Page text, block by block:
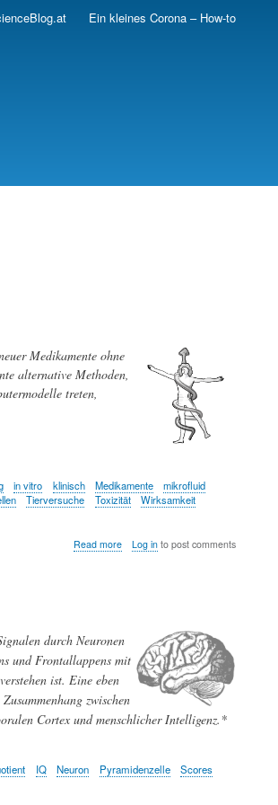
Ein kleines Corona – How-to
Medikamente ohne
alternative Methoden,
treten,
in vitro klinisch Medikamente
mikrofluid
Tierversuche Toxizität
Wirksamkeit
Read moreabout
sie
Tierversuche
Arzneimittel-
Entwicklung?
Log into post comments
durch Neuronen
und Frontallappens mit
ist. Eine eben
zwischen
Cortex und menschlicher Intelligenz.*
IQ Neuron Pyramidenzelle
Scores